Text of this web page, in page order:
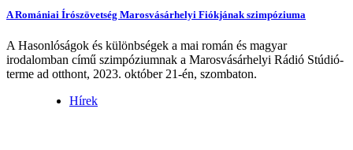
A Romániai Írószövetség Marosvásárhelyi Fiókjának szimpóziuma
A Hasonlóságok és különbségek a mai román és magyar
irodalomban című szimpóziumnak a Marosvásárhelyi Rádió Stúdió-
terme ad otthont, 2023. október 21-én, szombaton.
Hírek